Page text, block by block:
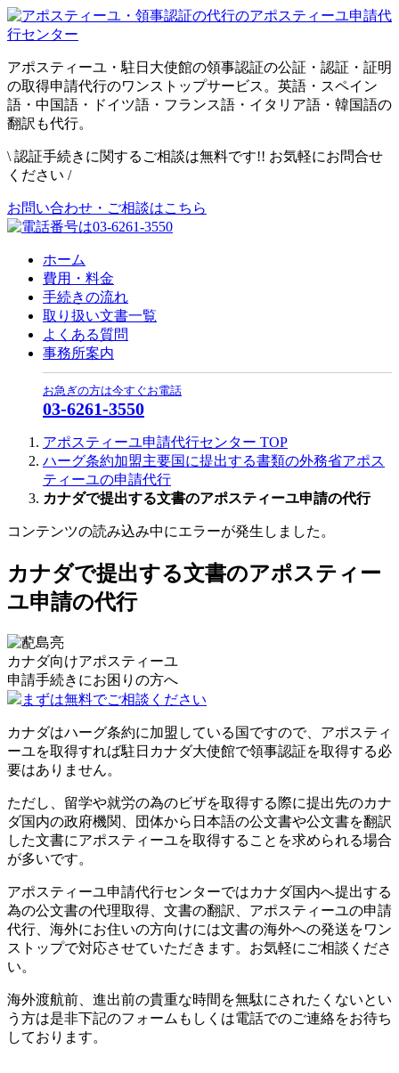
アポスティーユ・駐日大使館の領事認証の公証・認証・証明
の取得申請代行のワンストップサービス。英語・スペイン
語・中国語・ドイツ語・フランス語・イタリア語・韓国語の
翻訳も代行。
\ 認証手続きに関するご相談は無料です!! お気軽にお問合せ
ください /
お問い合わせ・ご相談はこちら
ホーム
費用・料金
手続きの流れ
取り扱い文書一覧
よくある質問
事務所案内
お急ぎの方は今すぐお電話
03-6261-3550
アポスティーユ申請代行センター TOP
ハーグ条約加盟主要国に提出する書類の外務省アポス
ティーユの申請代行
カナダで提出する文書のアポスティーユ申請の代行
コンテンツの読み込み中にエラーが発生しました。
カナダで提出する文書のアポスティー
ユ申請の代行
カナダ向けアポスティーユ
申請手続きにお困りの方へ
まずは無料でご相談ください
カナダはハーグ条約に加盟している国ですので、アポスティ
ーユを取得すれば駐日カナダ大使館で領事認証を取得する必
要はありません。
ただし、留学や就労の為のビザを取得する際に提出先のカナ
ダ国内の政府機関、団体から日本語の公文書や公文書を翻訳
した文書にアポスティーユを取得することを求められる場合
が多いです。
アポスティーユ申請代行センターではカナダ国内へ提出する
為の公文書の代理取得、文書の翻訳、アポスティーユの申請
代行、海外にお住いの方向けには文書の海外への発送をワン
ストップで対応させていただきます。お気軽にご相談くださ
い。
海外渡航前、進出前の貴重な時間を無駄にされたくないとい
う方は是非下記のフォームもしくは電話でのご連絡をお待ち
しております。